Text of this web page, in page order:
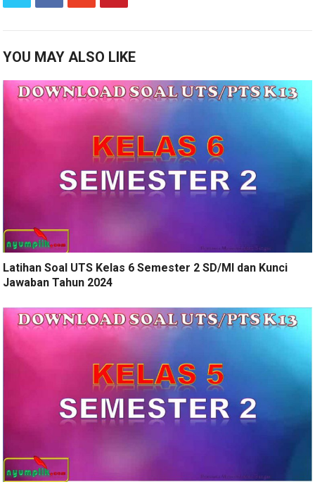
YOU MAY ALSO LIKE
Latihan Soal UTS Kelas 6 Semester 2 SD/MI dan Kunci
Jawaban Tahun 2024